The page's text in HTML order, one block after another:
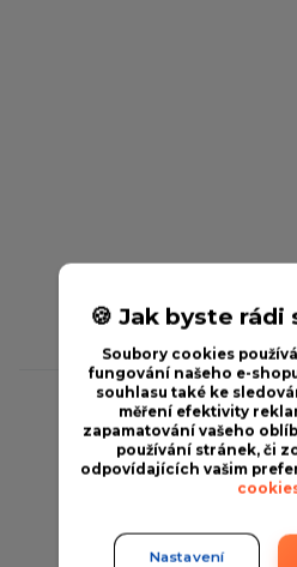
VŠE O NÁKUPU
Jak nakupovat
🍪 Jak byste rádi
Soubory cookies
fungování našeho e-
souhlasu také ke
měření efektivity
zapamatování vašeho
používání stránek, či
odpovídajících vašim
Nastavení